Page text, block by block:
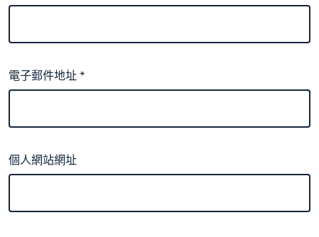
電子郵件地址*
個人網站網址